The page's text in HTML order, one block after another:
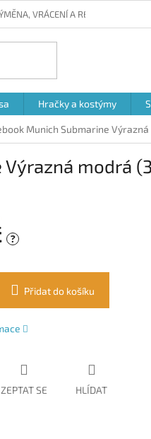
VRÁCENÍ A REKLAMACE
Hračky a kostýmy
Munich Submarine Výrazná
modrá
?
Přidat do košíku
ZEPTAT SE HLÍDAT